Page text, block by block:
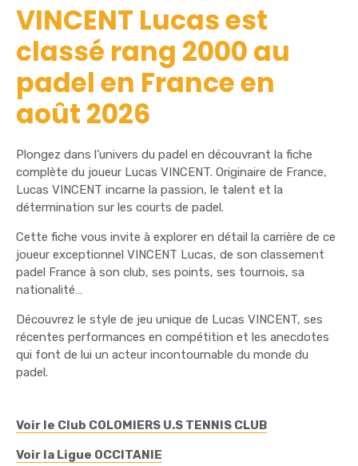
VINCENT Lucas est
classé rang 2000 au
padel en France en
août 2026
Plongez dans l’univers du padel en découvrant la fiche
complète du joueur Lucas VINCENT. Originaire de France,
Lucas VINCENT incarne la passion, le talent et la
détermination sur les courts de padel.
Cette fiche vous invite à explorer en détail la carrière de ce
joueur exceptionnel VINCENT Lucas, de son classement
padel France à son club, ses points, ses tournois, sa
nationalité…
Découvrez le style de jeu unique de Lucas VINCENT, ses
récentes performances en compétition et les anecdotes
qui font de lui un acteur incontournable du monde du
padel.
Voir le Club COLOMIERS U.S TENNIS CLUB
Voir la Ligue OCCITANIE